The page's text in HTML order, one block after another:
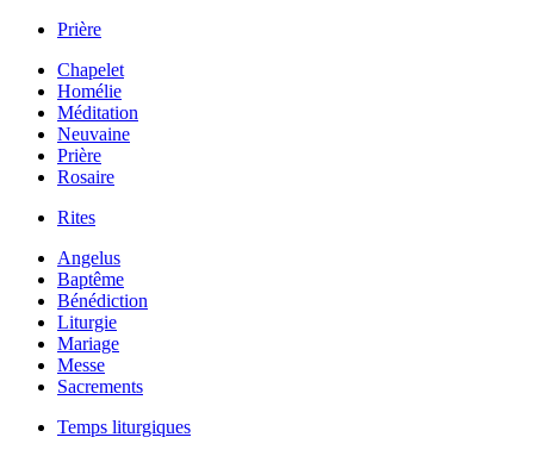
Prière
Chapelet
Homélie
Méditation
Neuvaine
Prière
Rosaire
Rites
Angelus
Baptême
Bénédiction
Liturgie
Mariage
Messe
Sacrements
Temps liturgiques